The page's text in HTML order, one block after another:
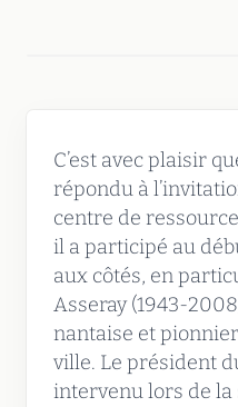
C’est avec plaisir
répondu à
centre de
il a participé au
aux côtés, en
Asseray (1943-
nantaise et
ville. Le président
intervenu lors de la